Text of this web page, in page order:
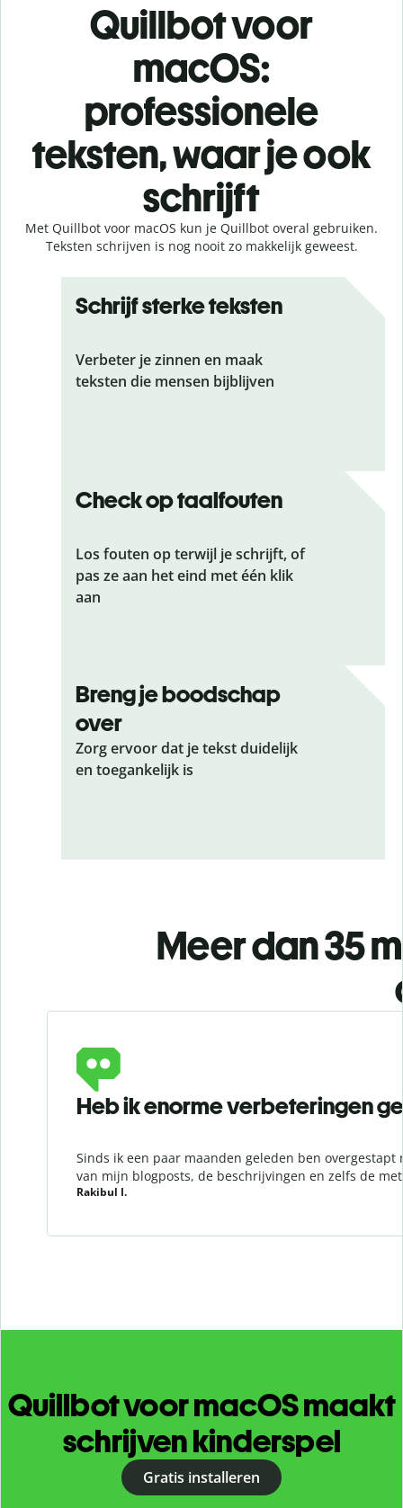
Quillbot voor
macOS:
professionele
teksten, waar je ook
schrijft
Met Quillbot voor macOS kun je Quillbot overal gebruiken.
Teksten schrijven is nog nooit zo makkelijk geweest.
Schrijf sterke teksten
Verbeter je zinnen en maak
teksten die mensen bijblijven
Check op taalfouten
Los fouten op terwijl je schrijft, of
pas ze aan het eind met één klik
aan
Breng je boodschap
over
Zorg ervoor dat je tekst duidelijk
en toegankelijk is
Meer dan 35
Slide 1 of 6
Heb ik enorme verbeteringen
Sinds ik een paar maanden geleden ben
van mijn blogposts, de beschrijvingen en zelfs de
Rakibul I.
Quillbot voor macOS maakt
schrijven kinderspel
Gratis installeren